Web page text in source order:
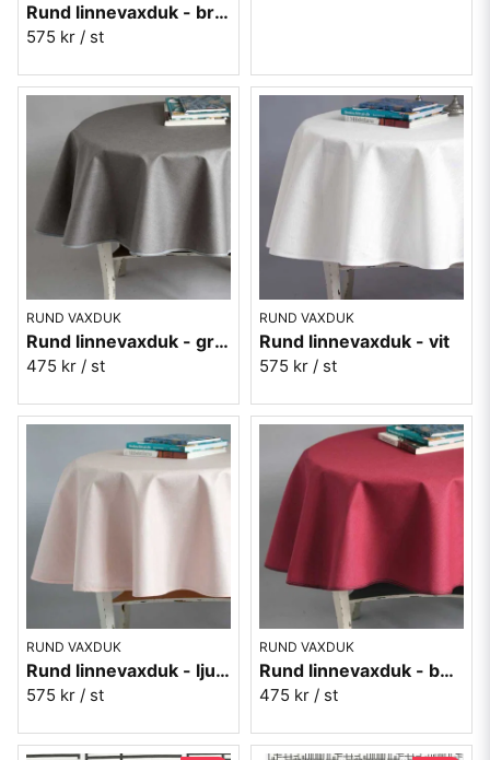
Rund linnevaxduk - brun
575 kr / st
RUND VAXDUK
Rund linnevaxduk - grafitgrå
475 kr / st
RUND VAXDUK
Rund linnevaxduk - vit
575 kr / st
RUND VAXDUK
Rund linnevaxduk - ljusrosa
575 kr / st
RUND VAXDUK
Rund linnevaxduk - bordeaux vinröd
475 kr / st